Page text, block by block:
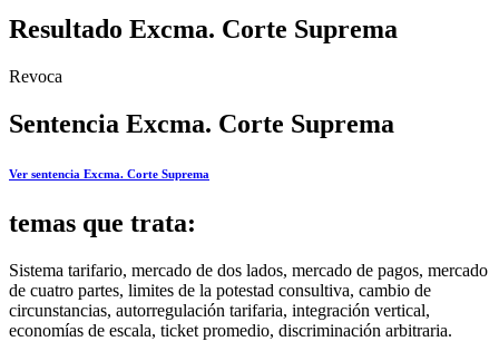
Resultado Excma. Corte Suprema
Revoca
Sentencia Excma. Corte Suprema
Ver sentencia Excma. Corte Suprema
temas que trata:
Sistema tarifario, mercado de dos lados, mercado de pagos, mercado
de cuatro partes, limites de la potestad consultiva, cambio de
circunstancias, autorregulación tarifaria, integración vertical,
economías de escala, ticket promedio, discriminación arbitraria.